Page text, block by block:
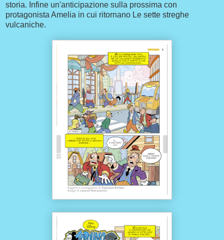
storia. Infine un'anticipazione sulla prossima con
protagonista Amelia in cui ritornano Le sette streghe
vulcaniche.